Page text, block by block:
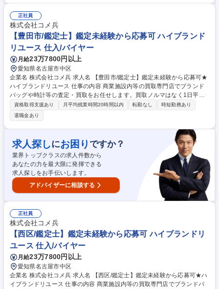
電話対応（商品に関する問い合わせ） 【入社後】当社には、教育専門部署
があり、座学やロールプレイング等、テキストを用いて仕事の基礎・スキ
ルを1から学べる教育・研修を用意しています！研修後も協力体制のも
と、店舗に立つためご安心ください。 募集職種 【稲沢市/鑑定士】鑑定未
経験から応募可★ハイブランドリユース
正社員
株式会社コメ兵
【豊田市/鑑定士】鑑定未経験から応募可 ハイブランド
リユース 仕入/バイヤー
月給23万7800円以上
愛知県名古屋市中区
企業名 株式会社コメ兵 求人名 【豊田市/鑑定士】鑑定未経験から応募可★
ハイブランドリユース 仕事の内容 商業施設内等の買取専門店でブランド
バッグや時計等の査定・買取をお任せします。買取ノルマはなく1日平均5
組のため、AI等の遠隔サポートも頼りながら、数字に追われずお客様に寄
り添った丁寧な接客が可能です。 【仕事の流れ】■来店時の受付・接客対
応 ■商品の査定 ■査定金額の詳細説明 ■代金の支払/買取品のデータ入力 ■
電話対応（商品に関する問い合わせ） 【入社後】当社には、教育専門部署
があり、座学やロールプレイング等、テキストを用いて仕事の基礎・スキ
ルを1から学べる教育・研修を用意しています！研修後も協力体制のも
と、店舗に立つためご安心ください。 募集職種 【豊田市/鑑定士】鑑定未
経験から応募可★ハイブランドリユース
資格取得支援あり 月平均残業時間20時間以内 転勤なし
時短勤務あり
退職金あり
求人探しにお困り ですか？
業界トップクラスの求人件数から
あなたの力を最大限に発揮できる
求人探しをお手伝いします。
アドバイザーに相談する
正社員
株式会社コメ兵
【西区/鑑定士】鑑定未経験から応募可 ハイブランドリ
ユース 仕入/バイヤー
月給23万7800円以上
愛知県名古屋市中区
企業名 株式会社コメ兵 求人名 【西区/鑑定士】鑑定未経験から応募可★ハ
イブランドリユース 仕事の内容 商業施設内等の買取専門店でブランドバ